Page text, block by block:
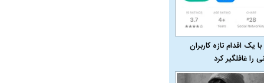
یک اقدام تازه کاربران
را غافلگیر کرد